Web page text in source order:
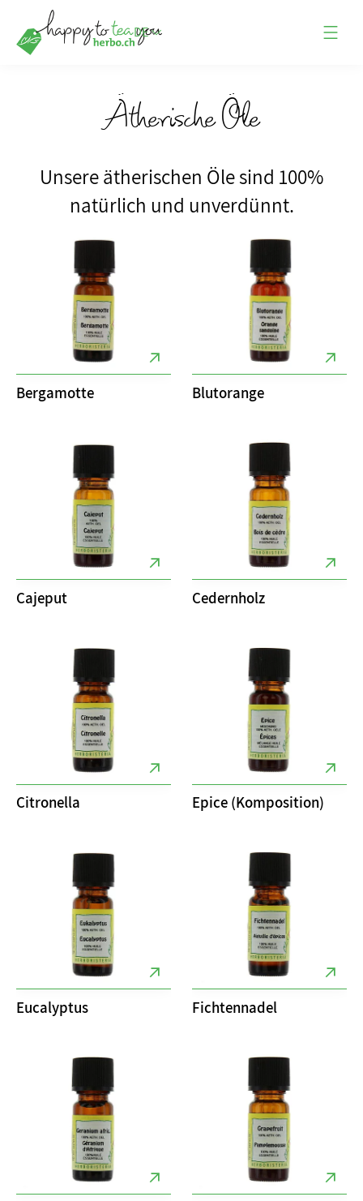
DE
Ätherische Öle
Unsere ätherischen Öle sind 100%
natürlich und unverdünnt.
Bergamotte Blutorange
Cajeput Cedernholz
Citronella Epice (Komposition)
Eucalyptus Fichtennadel